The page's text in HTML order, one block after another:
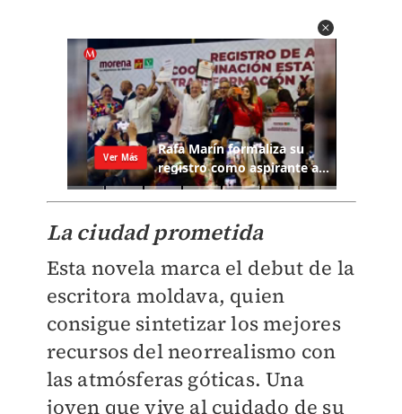
La ciudad prometida
Esta novela marca el debut de la
escritora moldava, quien
consigue sintetizar los mejores
recursos del neorrealismo con
las atmósferas góticas. Una
joven que vive al cuidado de su